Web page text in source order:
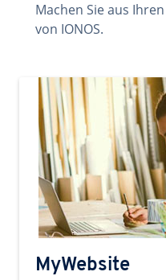
Machen Sie aus
von IONOS.
MyWebsite